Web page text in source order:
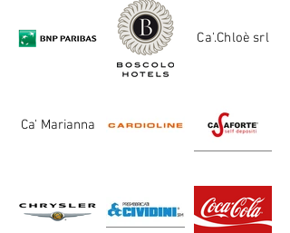
Ca'.Chloè srl
Ca' Marianna